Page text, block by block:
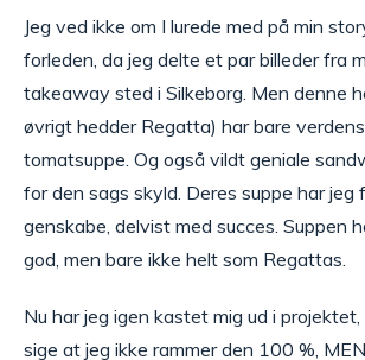
Jeg ved ikke om I lurede med på min
forleden, da jeg delte et par billeder fra
takeaway sted i Silkeborg. Men denne
øvrigt hedder Regatta) har bare
tomatsuppe. Og også vildt geniale
for den sags skyld. Deres suppe har
genskabe, delvist med succes. Suppen
god, men bare ikke helt som Regattas.
Nu har jeg igen kastet mig ud i projektet,
sige at jeg ikke rammer den 100 %,